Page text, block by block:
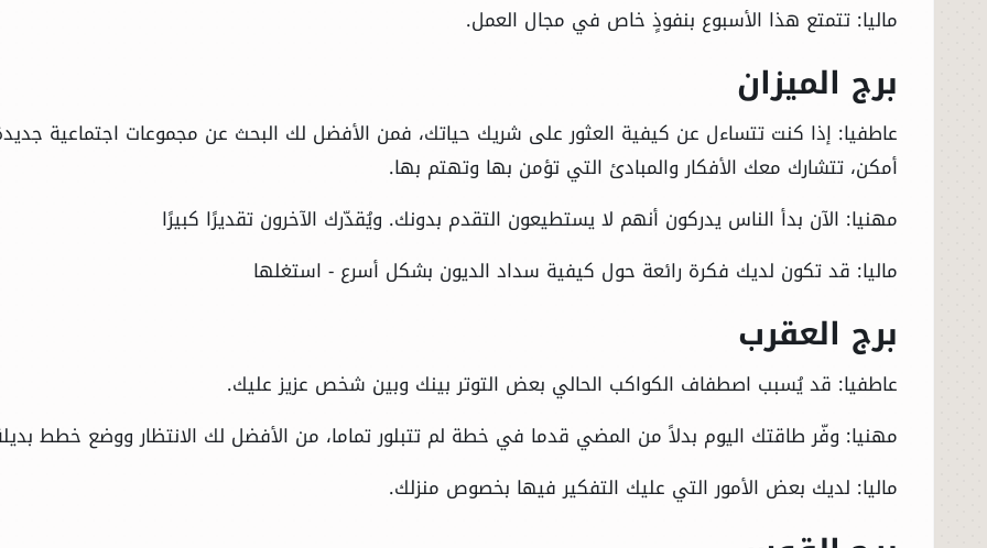
الرئيسية
الأخبار
الاقتصاد
الصباح الرياضي
الحوادث
الفنون
المنوعات
ماليا: تتمتع هذا الأسبوع بنفوذٍ خاص في مجال العمل.
برج الميزان
عاطفيا: إذا كنت تتساءل عن كيفية العثور على شريك حياتك، فمن الأفضل لك البحث عن مجموعات اجتماعية
أمكن، تتشارك معك الأفكار والمبادئ التي تؤمن بها وتهتم بها.
مهنيا: الآن بدأ الناس يدركون أنهم لا يستطيعون التقدم بدونك. ويُقدّرك الآخرون تقديرًا كبيرًا
ماليا: قد تكون لديك فكرة رائعة حول كيفية سداد الديون بشكل أسرع - استغلها
برج العقرب
عاطفيا: قد يُسبب اصطفاف الكواكب الحالي بعض التوتر بينك وبين شخص عزيز عليك.
مهنيا: وفّر طاقتك اليوم بدلاً من المضي قدما في خطة لم تتبلور تماما، من الأفضل لك الانتظار ووضع خطط
ماليا: لديك بعض الأمور التي عليك التفكير فيها بخصوص منزلك.